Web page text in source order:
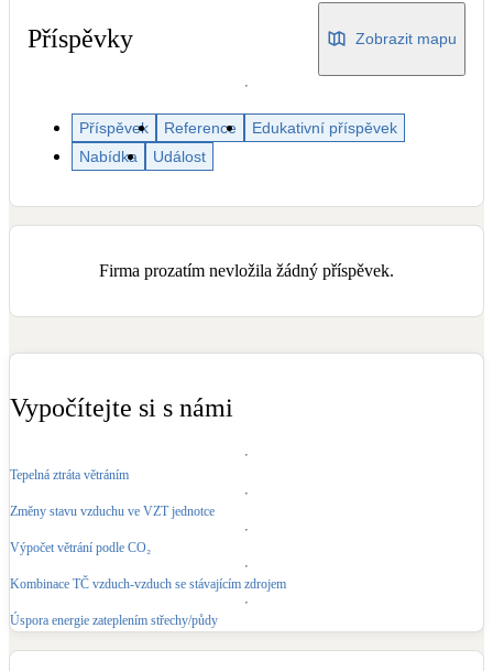
Větrání s rekuperací
Teplovzdušné vytápění
Rekonstrukce
Kotle
Žaluzie, markýzy, pergoly
Příspěvky Zobrazit mapu
Příspěvek Reference
Edukativní příspěvek
Nabídka
Událost
Firma prozatím nevložila žádný příspěvek.
Vypočítejte si s námi
Tepelná ztráta větráním
Změny stavu vzduchu ve VZT jednotce
Výpočet větrání podle CO₂
Kombinace TČ vzduch-vzduch se stávajícím zdrojem
Úspora energie zateplením střechy/půdy